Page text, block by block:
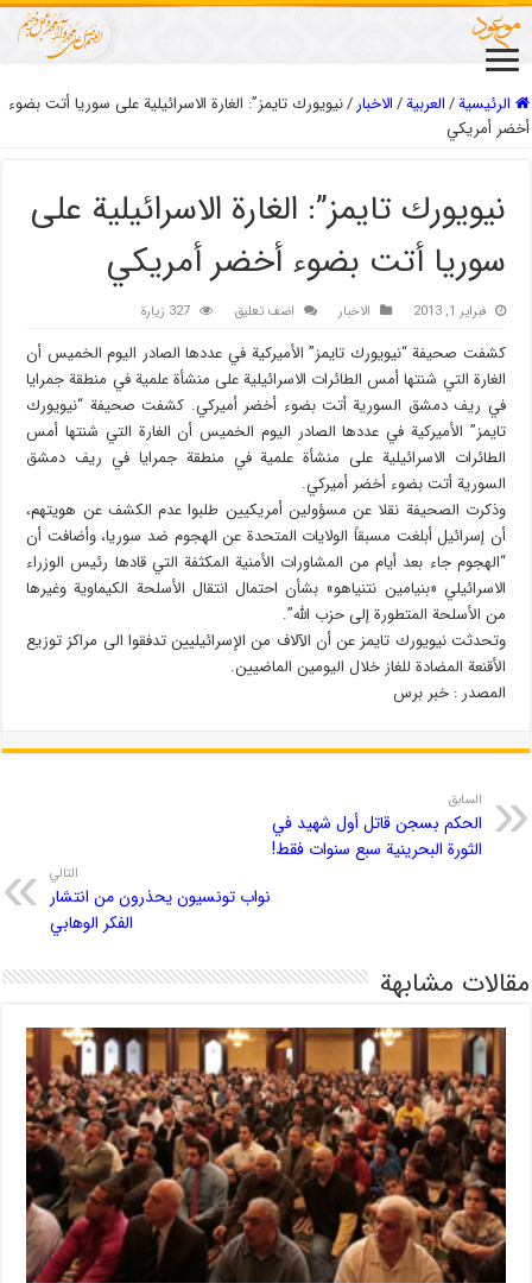
الرئيسية/العربیة/الاخبار/نيويورك تايمز”: الغارة الاسرائيلية على سوريا أتت بضوء
أخضر أمريكي
نيويورك تايمز”: الغارة الاسرائيلية على
سوريا أتت بضوء أخضر أمريكي
فبراير 1, 2013 الاخبار اضف تعليق 327 زيارة
كشفت صحيفة “نيويورك تايمز” الأميركية في عددها الصادر اليوم الخميس أن
الغارة التي شنتها أمس الطائرات الاسرائيلية على منشأة علمية في منطقة جمرايا
في ريف دمشق السورية أتت بضوء أخضر أميركي. كشفت صحيفة “نيويورك
تايمز” الأميركية في عددها الصادر اليوم الخميس أن الغارة التي شنتها أمس
الطائرات الاسرائيلية على منشأة علمية في منطقة جمرايا في ريف دمشق
السورية أتت بضوء أخضر أميركي.
وذكرت الصحيفة نقلا عن مسؤولين أمريكيين طلبوا عدم الكشف عن هويتهم،
أن إسرائيل أبلغت مسبقاً الولايات المتحدة عن الهجوم ضد سوريا، وأضافت أن
“الهجوم جاء بعد أيام من المشاورات الأمنية المكثفة التي قادها رئيس الوزراء
الاسرائيلي «بنيامين نتنياهو» بشأن احتمال انتقال الأسلحة الكيماوية وغيرها
من الأسلحة المتطورة إلى حزب الله”.
وتحدثت نيويورك تايمز عن أن الآلاف من الإسرائيليين تدفقوا الى مراكز توزيع
الأقنعة المضادة للغاز خلال اليومين الماضيين.
المصدر : خبر برس
السابق
الحكم بسجن قاتل أول شهيد في
الثورة البحرينية سبع سنوات فقط!
التالي
نواب تونسيون يحذرون من انتشار
الفكر الوهابي
مقالات مشابهة